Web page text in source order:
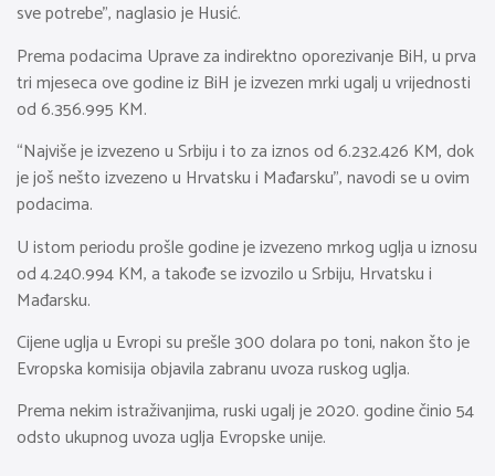
sve potrebe”, naglasio je Husić.
Prema podacima Uprave za indirektno oporezivanje BiH, u prva
tri mjeseca ove godine iz BiH je izvezen mrki ugalj u vrijednosti
od 6.356.995 KM.
“Najviše je izvezeno u Srbiju i to za iznos od 6.232.426 KM, dok
je još nešto izvezeno u Hrvatsku i Mađarsku”, navodi se u ovim
podacima.
U istom periodu prošle godine je izvezeno mrkog uglja u iznosu
od 4.240.994 KM, a takođe se izvozilo u Srbiju, Hrvatsku i
Mađarsku.
Cijene uglja u Evropi su prešle 300 dolara po toni, nakon što je
Evropska komisija objavila zabranu uvoza ruskog uglja.
Prema nekim istraživanjima, ruski ugalj je 2020. godine činio 54
odsto ukupnog uvoza uglja Evropske unije.